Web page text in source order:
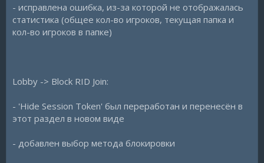
- исправлена ошибка, из-за которой не отображалась
статистика (общее кол-во игроков, текущая папка и
кол-во игроков в папке)
Lobby -> Block RID Join:
- 'Hide Session Token' был переработан и перенесён в
этот раздел в новом виде
- добавлен выбор метода блокировки